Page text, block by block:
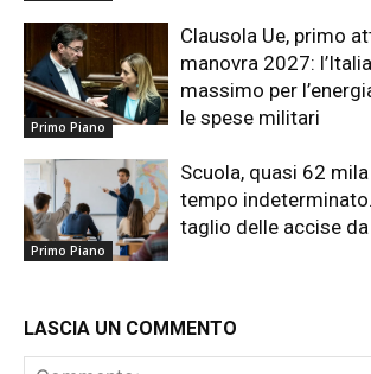
Primo Piano
Clausola Ue, primo
manovra 2027:
massimo per
le spese militari
Primo Piano
Scuola, quasi 62
tempo
taglio delle accise
LASCIA UN COMMENTO